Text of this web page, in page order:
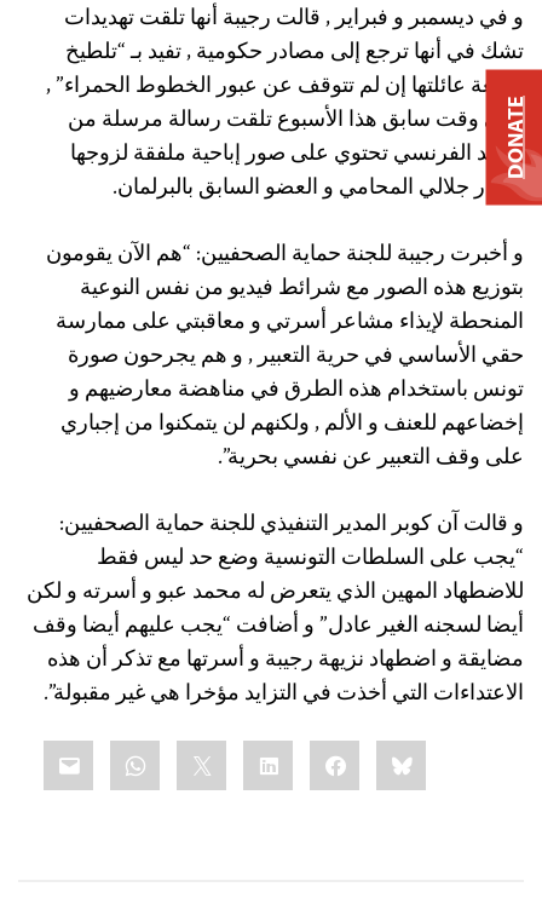
و في ديسمبر و فبراير , قالت رجيبة أنها تلقت تهديدات
تشك في أنها ترجع إلى مصادر حكومية , تفيد بـ “تلطيخ
سمعة عائلتها إن لم تتوقف عن عبور الخطوط الحمراء” ,
وفي وقت سابق هذا الأسبوع تلقت رسالة مرسلة من
البريد الفرنسي تحتوي على صور إباحية ملفقة لزوجها
مختار جلالي المحامي و العضو السابق بالبرلمان.
و أخبرت رجيبة للجنة حماية الصحفيين: “هم الآن يقومون
بتوزيع هذه الصور مع شرائط فيديو من نفس النوعية
المنحطة لإيذاء مشاعر أسرتي و معاقبتي على ممارسة
حقي الأساسي في حرية التعبير , و هم يجرحون صورة
تونس باستخدام هذه الطرق في مناهضة معارضيهم و
إخضاعهم للعنف و الألم , ولكنهم لن يتمكنوا من إجباري
على وقف التعبير عن نفسي بحرية”.
و قالت آن كوبر المدير التنفيذي للجنة حماية الصحفيين:
“يجب على السلطات التونسية وضع حد ليس فقط
للاضطهاد المهين الذي يتعرض له محمد عبو و أسرته و لكن
أيضا لسجنه الغير عادل” و أضافت “يجب عليهم أيضا وقف
مضايقة و اضطهاد نزيهة رجيبة و أسرتها مع تذكر أن هذه
الاعتداءات التي أخذت في التزايد مؤخرا هي غير مقبولة”.
Bluesky
Facebook
LinkedIn
DONATE